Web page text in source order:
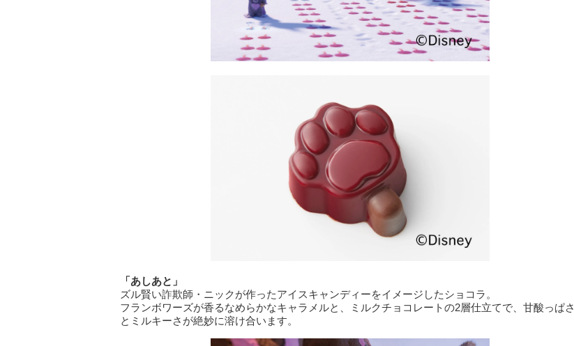
「あしあと」
ズル賢い詐欺師・ニックが作ったアイスキャンディーをイメージしたショコラ。
フランボワーズが香るなめらかなキャラメルと、ミルクチョコレートの2層仕立てで、甘酸っぱさ
とミルキーさが絶妙に溶け合います。